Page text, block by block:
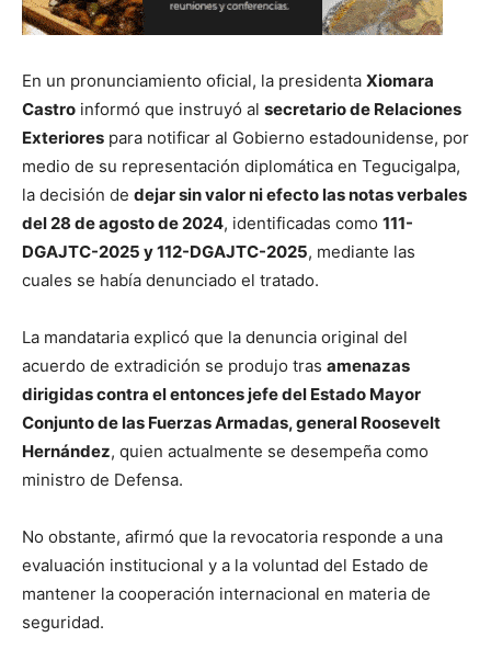
En un pronunciamiento oficial, la presidenta Xiomara
Castro informó que instruyó al secretario de Relaciones
Exteriores para notificar al Gobierno estadounidense, por
medio de su representación diplomática en Tegucigalpa,
la decisión de dejar sin valor ni efecto las notas verbales
del 28 de agosto de 2024, identificadas como 111-
DGAJTC-2025 y 112-DGAJTC-2025, mediante las
cuales se había denunciado el tratado.
La mandataria explicó que la denuncia original del
acuerdo de extradición se produjo tras amenazas
dirigidas contra el entonces jefe del Estado Mayor
Conjunto de las Fuerzas Armadas, general Roosevelt
Hernández, quien actualmente se desempeña como
ministro de Defensa.
No obstante, afirmó que la revocatoria responde a una
evaluación institucional y a la voluntad del Estado de
mantener la cooperación internacional en materia de
seguridad.